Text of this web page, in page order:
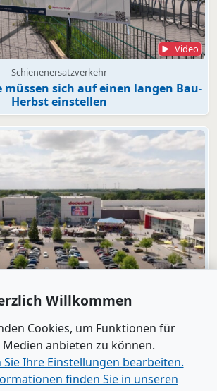
Video
Schienenersatzverkehr
müssen sich auf einen langen Bau-
Herbst einstellen
dodenhof
Arbeitgeber in Kaltenkirchen
Alle Videos anzeigen
Willkommen
Cookies, um Funktionen für
Medien anbieten zu können.
Ihre Einstellungen bearbeiten.
finden Sie in unseren